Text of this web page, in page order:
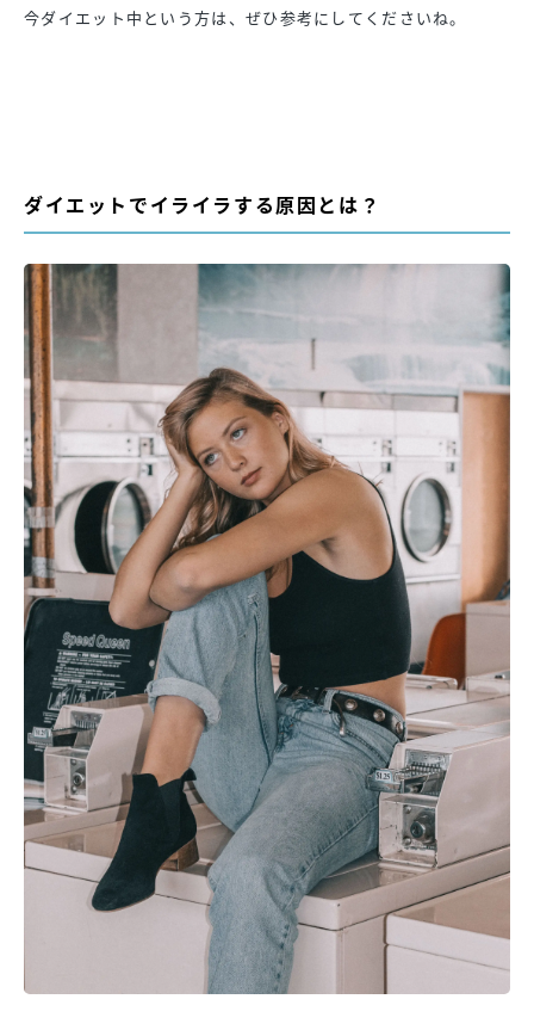
今ダイエット中という方は、ぜひ参考にしてくださいね。
ダイエットでイライラする原因とは？